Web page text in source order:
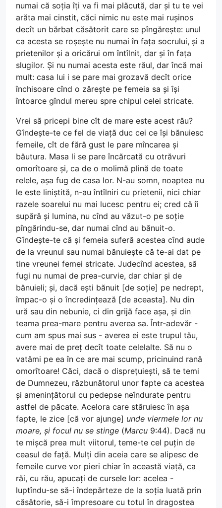
numai că soția îți va fi mai plăcută, dar și tu te vei
arăta mai cinstit, căci nimic nu este mai rușinos
decît un bărbat căsătorit care se pîngărește: unul
ca acesta se roșește nu numai în fața socrului, și a
prietenilor și a oricărui om întîlnit, dar și în fața
slugilor. Și nu numai acesta este răul, dar încă mai
mult: casa lui i se pare mai grozavă decît orice
închisoare cînd o zărește pe femeia sa și își
întoarce gîndul mereu spre chipul celei stricate.
Vrei să pricepi bine cît de mare este acest rău?
Gîndește-te ce fel de viață duc cei ce își bănuiesc
femeile, cît de fără gust le pare mîncarea și
băutura. Masa li se pare încărcată cu otrăvuri
omorîtoare și, ca de o molimă plină de toate
relele, așa fug de casa lor. N-au somn, noaptea nu
le este liniștită, n-au întîlniri cu prietenii, nici chiar
razele soarelui nu mai lucesc pentru ei; cred că îi
supără și lumina, nu cînd au văzut-o pe soție
pîngărindu-se, dar numai cînd au bănuit-o.
Gîndește-te că și femeia suferă acestea cînd aude
de la vreunul sau numai bănuiește că te-ai dat pe
tine vreunei femei stricate. Judecînd acestea, să
fugi nu numai de prea-curvie, dar chiar și de
bănuieli; și, dacă ești bănuit [de soție] pe nedrept,
împac-o și o încredințează [de aceasta]. Nu din
ură sau din nebunie, ci din grijă face așa, și din
teama prea-mare pentru averea sa. Într-adevăr -
cum am spus mai sus - averea ei este trupul tău,
avere mai de preț decît toate celelalte. Să nu o
vatămi pe ea în ce are mai scump, pricinuind rană
omorîtoare! Căci, dacă o disprețuiești, să te temi
de Dumnezeu, răzbunătorul unor fapte ca acestea
și amenințătorul cu pedepse neîndurate pentru
astfel de păcate. Acelora care stăruiesc în așa
fapte, le zice [că vor ajunge] unde viermele lor nu
moare, și focul nu se stinge (Marcu 9:44). Dacă nu
te mișcă prea mult viitorul, teme-te cel puțin de
ceasul de față. Mulți din aceia care se alipesc de
femeile curve vor pieri chiar în această viață, ca
răi, cu rău, apucați de cursele lor: acelea -
luptîndu-se să-i îndepărteze de la soția luată prin
căsătorie, să-i împresoare cu totul în dragostea